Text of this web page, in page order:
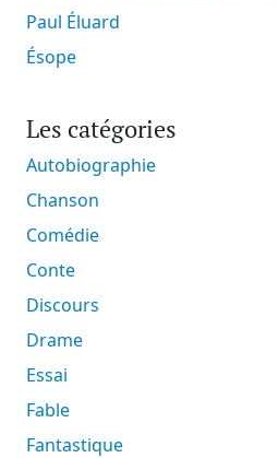
Paul Éluard
Ésope
Les catégories
Autobiographie
Chanson
Comédie
Conte
Discours
Drame
Essai
Fable
Fantastique